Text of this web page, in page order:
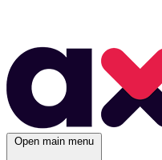
Open main menu